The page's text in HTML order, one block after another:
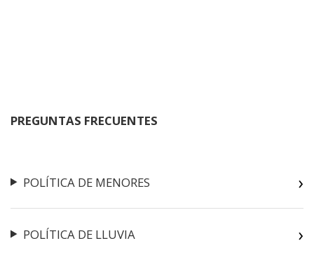
PREGUNTAS FRECUENTES
POLÍTICA DE MENORES
POLÍTICA DE LLUVIA